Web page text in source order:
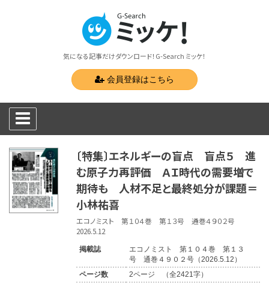
気になる記事だけダウンロード！G-Search ミッケ！
会員登録はこちら
〔特集〕エネルギーの盲点 盲点５ 進
む原子力再評価 ＡＩ時代の需要増で
期待も 人材不足と最終処分が課題＝
小林祐喜
エコノミスト 第１０４巻 第１３号 通巻４９０２号
2026.5.12
掲載誌
エコノミスト 第１０４巻 第１３
号 通巻４９０２号（2026.5.12）
ページ数
2ページ （全2421字）